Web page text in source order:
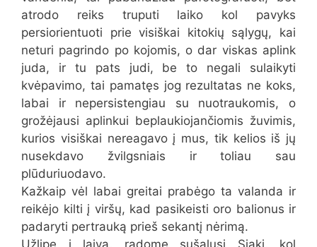
atrodo reiks truputi laiko kol pavyks
persiorientuoti prie visiškai kitokių sąlygų, kai
neturi pagrindo po kojomis, o dar viskas aplink
juda, ir tu pats judi, be to negali sulaikyti
kvėpavimo, tai pamatęs jog rezultatas ne koks,
labai ir nepersistengiau su nuotraukomis, o
grožėjausi aplinkui beplaukiojančiomis žuvimis,
kurios visiškai nereagavo į mus, tik kelios iš jų
nusekdavo žvilgsniais ir toliau sau
plūduriuodavo.
Kažkaip vėl labai greitai prabėgo ta valanda ir
reikėjo kilti į viršų, kad pasikeisti oro balionus ir
padaryti pertrauką prieš sekantį nėrimą.
Užlipę į laivą, radome sušalusį Siaki, kol